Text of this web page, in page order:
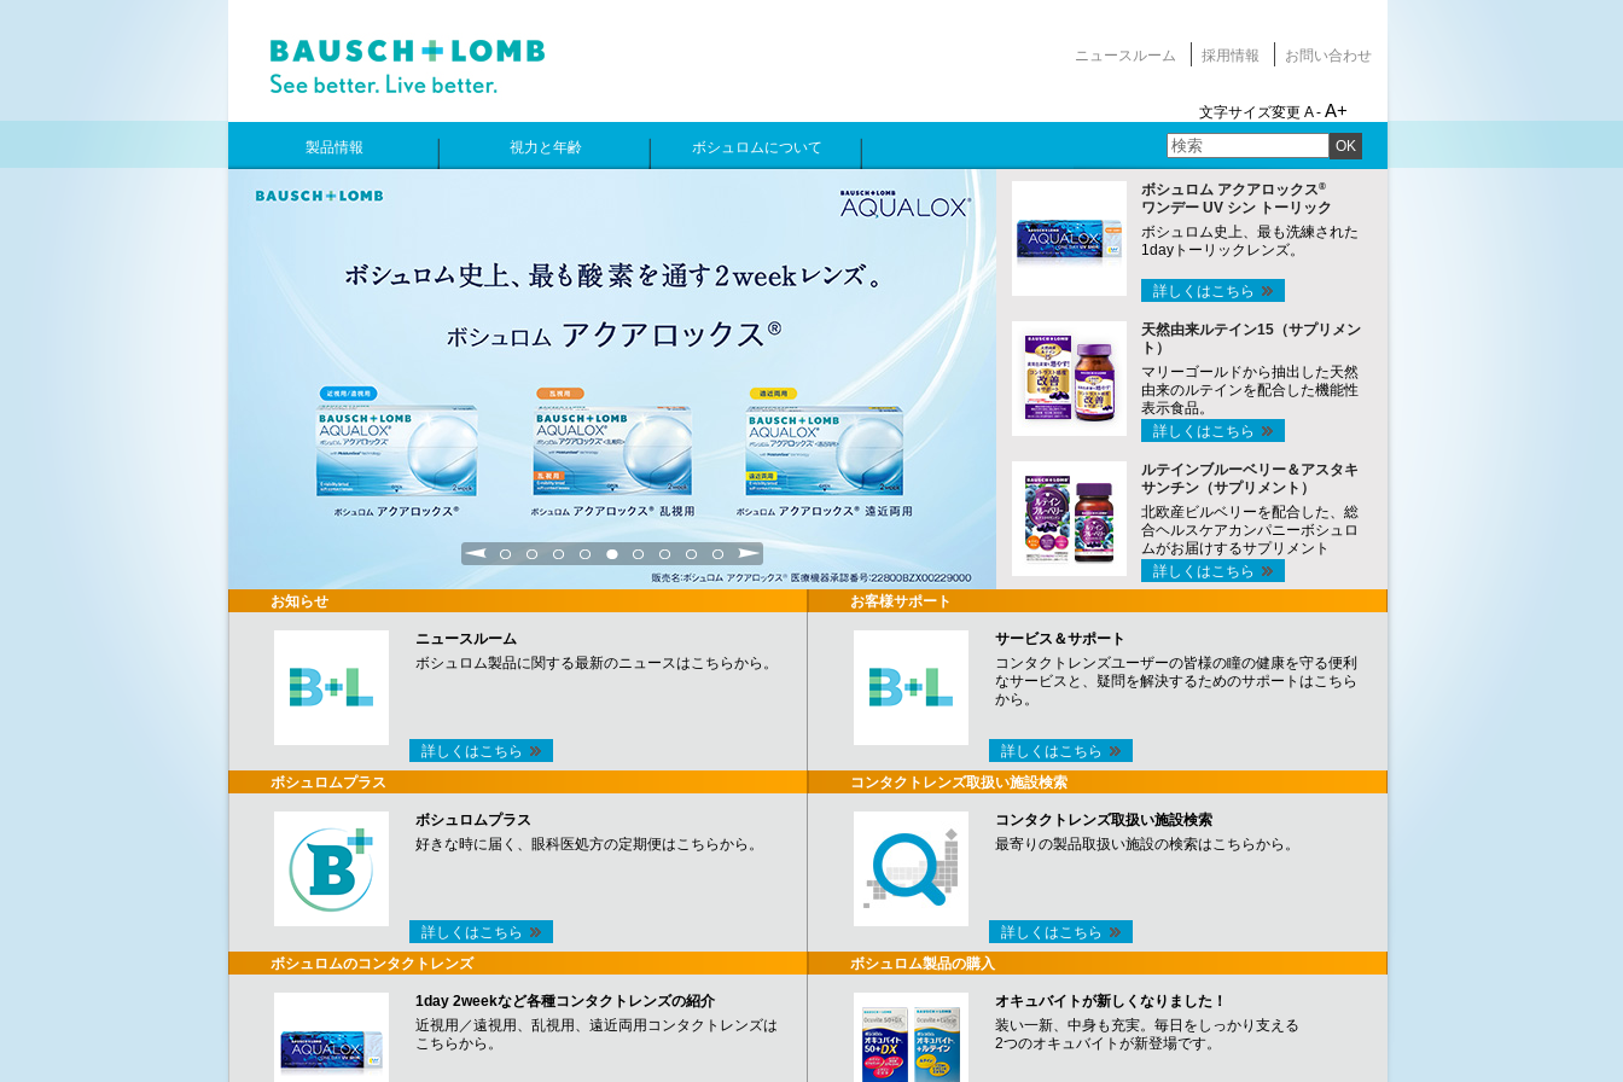
ニュースルーム 採用情報 お問い合わせ
文字サイズ変更 A - A+
OK
製品情報 視力と年齢 ボシュロムについて
1 2 3 4 5 6 7 8 9
ボシュロム アクアロックス®
ワンデー UV シン トーリック
ボシュロム史上、最も洗練された
1dayトーリックレンズ。
詳しくはこちら
天然由来ルテイン15（サプリメン
ト）
マリーゴールドから抽出した天然
由来のルテインを配合した機能性
表示食品。
詳しくはこちら
ルテインブルーベリー＆アスタキ
サンチン（サプリメント）
北欧産ビルベリーを配合した、総
合ヘルスケアカンパニーボシュロ
ムがお届けするサプリメント
詳しくはこちら
お知らせ
ニュースルーム
ボシュロム製品に関する最新のニュースはこちらから。
詳しくはこちら
ボシュロムプラス
ボシュロムプラス
好きな時に届く、眼科医処方の定期便はこちらから。
詳しくはこちら
ボシュロムのコンタクトレンズ
1day 2weekなど各種コンタクトレンズの紹介
近視用／遠視用、乱視用、遠近両用コンタクトレンズは
こちらから。
お客様サポート
サービス＆サポート
コンタクトレンズユーザーの皆様の瞳の健康を守る便利
なサービスと、疑問を解決するためのサポートはこちら
から。
詳しくはこちら
コンタクトレンズ取扱い施設検索
コンタクトレンズ取扱い施設検索
最寄りの製品取扱い施設の検索はこちらから。
詳しくはこちら
ボシュロム製品の購入
オキュバイトが新しくなりました！
装い一新、中身も充実。毎日をしっかり支える
2つのオキュバイトが新登場です。